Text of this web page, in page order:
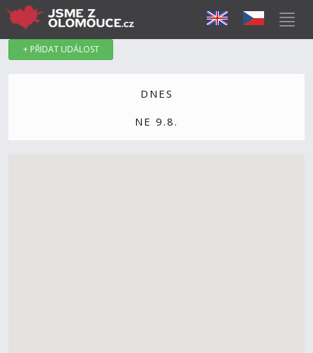
+ PŘIDAT UDÁLOST
DNES
NE 9.8.